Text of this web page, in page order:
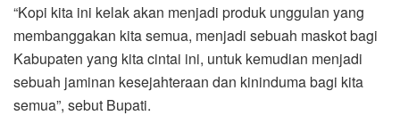
“Kopi kita ini kelak akan menjadi produk unggulan yang
membanggakan kita semua, menjadi sebuah maskot bagi
Kabupaten yang kita cintai ini, untuk kemudian menjadi
sebuah jaminan kesejahteraan dan kininduma bagi kita
semua”, sebut Bupati.